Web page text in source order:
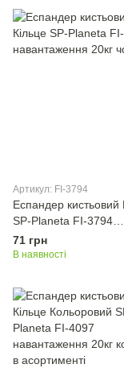
Артикул: FI-3794
Еспандер кистьовий
SP-Planeta FI-3794
навантаження 20кг
71 грн
В наявності